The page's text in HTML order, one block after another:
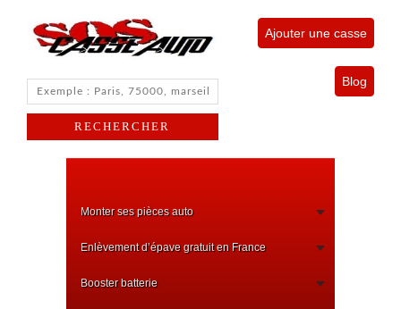
Ajouter une casse
Blog
Monter ses pièces auto
Enlèvement d’épave gratuit en France
Booster batterie